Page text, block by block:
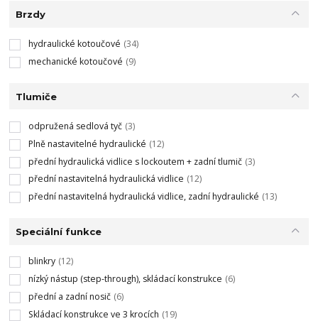
Brzdy
hydraulické kotoučové (34)
mechanické kotoučové (9)
Tlumiče
odpružená sedlová tyč (3)
Plně nastavitelné hydraulické (12)
přední hydraulická vidlice s lockoutem + zadní tlumič (3)
přední nastavitelná hydraulická vidlice (12)
přední nastavitelná hydraulická vidlice, zadní hydraulické (13)
Speciální funkce
blinkry (12)
nízký nástup (step-through), skládací konstrukce (6)
přední a zadní nosič (6)
Skládací konstrukce ve 3 krocích (19)